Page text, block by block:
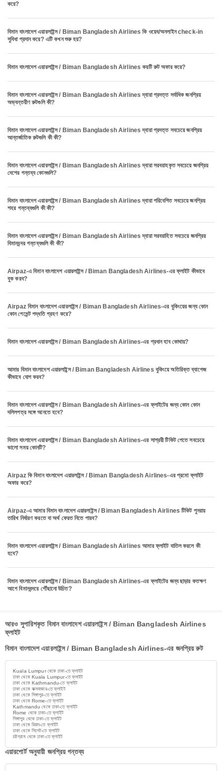
করে?
বিমান বাংলাদেশ এয়ারলাইন্স / Biman Bangladesh Airlines কি ওয়েব/অনলাইন check-in
সুবিধা প্রদান করে? এটি কখন শুরু হয়?
বিমান বাংলাদেশ এয়ারলাইন্স / Biman Bangladesh Airlines কয়টি রুট অফার করে?
বিমান বাংলাদেশ এয়ারলাইন্স / Biman Bangladesh Airlines দ্বারা প্রদত্ত সর্বাধিক জনপ্রিয়
অভ্যন্তরীণ রুটগুলি কী?
বিমান বাংলাদেশ এয়ারলাইন্স / Biman Bangladesh Airlines দ্বারা প্রদত্ত সবচেয়ে জনপ্রিয়
আন্তর্জাতিক রুটগুলি কী কী?
বিমান বাংলাদেশ এয়ারলাইন্স / Biman Bangladesh Airlines দ্বারা সরবরাহকৃত সবচেয়ে জনপ্রিয়
দেশের গন্তব্য কোনগুলি?
বিমান বাংলাদেশ এয়ারলাইন্স / Biman Bangladesh Airlines দ্বারা পরিবেশিত সবচেয়ে জনপ্রিয়
শহর গন্তব্যগুলি কী কী?
বিমান বাংলাদেশ এয়ারলাইন্স / Biman Bangladesh Airlines দ্বারা সরবরাহিত সবচেয়ে জনপ্রিয়
বিমানবন্দর গন্তব্যগুলি কী কী?
Airpaz-এ বিমান বাংলাদেশ এয়ারলাইন্স / Biman Bangladesh Airlines-এর ফ্লাইট কীভাবে
বুক করব?
Airpaz বিমান বাংলাদেশ এয়ারলাইন্স / Biman Bangladesh Airlines-এর বুকিংয়ের জন্য কোন
কোন পেমেন্ট পদ্ধতি গ্রহণ করে?
বিমান বাংলাদেশ এয়ারলাইন্স / Biman Bangladesh Airlines-এর প্রধান হাব কোথায়?
আমার বিমান বাংলাদেশ এয়ারলাইন্স / Biman Bangladesh Airlines বুকিংয়ে অতিরিক্ত ব্যাগেজ
কীভাবে যোগ করব?
বিমান বাংলাদেশ এয়ারলাইন্স / Biman Bangladesh Airlines-এর ফ্লাইটের জন্য কোন কোন
দলিলপত্র সঙ্গে আনতে হবে?
বিমান বাংলাদেশ এয়ারলাইন্স / Biman Bangladesh Airlines-এর সাশ্রয়ী টিকিট পেতে সবচেয়ে
ভালো সময় কোনটি?
Airpaz কি বিমান বাংলাদেশ এয়ারলাইন্স / Biman Bangladesh Airlines-এর প্রমো ফ্লাইট
অফার করে?
Airpaz-এ আমার বিমান বাংলাদেশ এয়ারলাইন্স / Biman Bangladesh Airlines টিকিট পুনরায়
তারিখ নির্ধারণ করতে বা অর্থ ফেরত নিতে পারব?
বিমান বাংলাদেশ এয়ারলাইন্স / Biman Bangladesh Airlines আমার ফ্লাইট বাতিল করলে কী
হবে?
বিমান বাংলাদেশ এয়ারলাইন্স / Biman Bangladesh Airlines-এর ফ্লাইটের জন্য ছাড়ার কতক্ষণ
আগে বিমানবন্দরে পৌঁছানো উচিত?
আরও সুপারিশকৃত বিমান বাংলাদেশ এয়ারলাইন্স / Biman Bangladesh Airlines
ফ্লাইট
বিমান বাংলাদেশ এয়ারলাইন্স / Biman Bangladesh Airlines-এর জনপ্রিয় রুট
Kuala Lumpur থেকে ঢাকা-তে ফ্লাইট
ঢাকা থেকে Kuala Lumpur-তে ফ্লাইট
ঢাকা থেকে Kathmandu-তে ফ্লাইট
ঢাকা থেকে কক্সবাজার-তে ফ্লাইট
ঢাকা থেকে সিঙ্গাপুর-তে ফ্লাইট
ঢাকা থেকে Rome-তে ফ্লাইট
Kathmandu থেকে ঢাকা-তে ফ্লাইট
Rome থেকে ঢাকা-তে ফ্লাইট
সিঙ্গাপুর থেকে ঢাকা-তে ফ্লাইট
ঢাকা থেকে রিয়াদ-তে ফ্লাইট
ঢাকা থেকে সিলেট-তে ফ্লাইট
চট্টগ্রাম থেকে ঢাকা-তে ফ্লাইট
এয়ারপোর্ট অনুযায়ী জনপ্রিয় গন্তব্য